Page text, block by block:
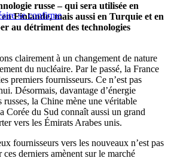
se confirme
russe – qui sera utilisée en
Finlande, mais aussi en Turquie et en
au détriment des technologies
clairement à un changement de nature
du nucléaire. Par le passé, la France
premiers fournisseurs. Ce n’est pas
Désormais, davantage d’énergie
la Chine mène une véritable
Corée du Sud connaît aussi un grand
vers les Émirats Arabes unis.
fournisseurs vers les nouveaux n’est pas
derniers amènent sur le marché